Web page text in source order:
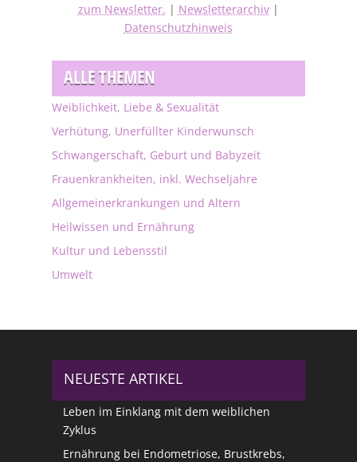
zum Newsletter. | Newsletterarchiv|
Datenschutzhinweis
ALLE THEMEN
Weiblichkeit, Liebe & Sexualität
Verhütung, Unerfüllter Kinderwunsch
Schwangerschaft, Geburt und Babyzeit
Frauenkrankheiten, inkl. Wechseljahre
Allgemeinerkrankungen und Altern
Heilwissen und Ernährung
Kultur und Lebensstil
Umwelt
NEUESTE ARTIKEL
Leben im Einklang mit dem weiblichen
Zyklus
Ernährung bei Endometriose, Brustkrebs,